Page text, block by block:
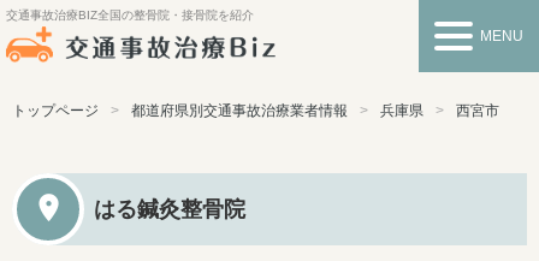
交通事故治療BIZ全国の整骨院・接骨院を紹介
MENU
トップページ 都道府県別交通事故治療業者情報 兵庫県 西宮市
はる鍼灸整骨院